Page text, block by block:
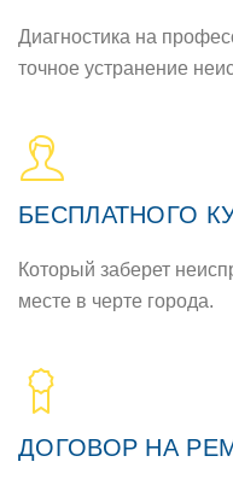
Диагностика на
точное устранение
БЕСПЛАТНОГО
Который заберет
месте в черте города.
ДОГОВОР НА